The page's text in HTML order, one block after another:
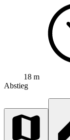
18 m
Abstieg